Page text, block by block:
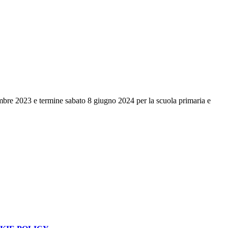
2023 e termine sabato 8 giugno 2024 per la scuola primaria e